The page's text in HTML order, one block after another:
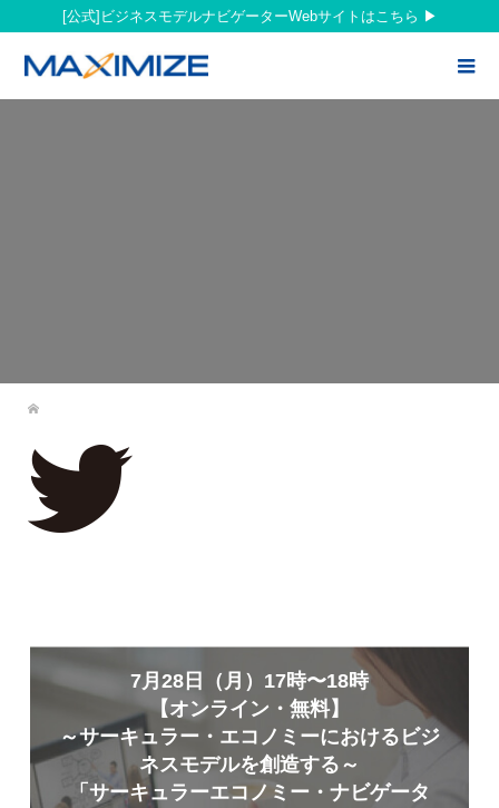
[公式]ビジネスモデルナビゲーターWebサイトはこちら
7月28日（月）17時〜18時
【オンライン・無料】
～サーキュラー・エコノミーにおけるビジ
ネスモデルを創造する～
「サーキュラーエコノミー・ナビゲータ